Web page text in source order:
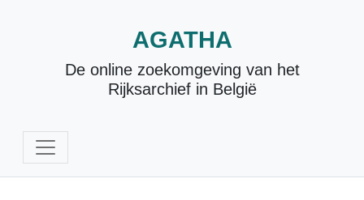
AGATHA
De online zoekomgeving van het
Rijksarchief in België